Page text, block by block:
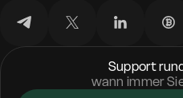
Support
wann immer